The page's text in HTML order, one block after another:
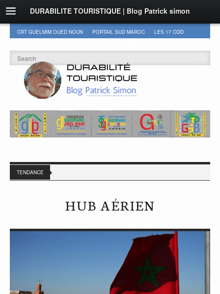
DURABILITE TOURISTIQUE | Blog Patrick simon
CRT GUELMIM OUED NOUN PORTAIL SUD MAROC
LES 17 ODD
TENDANCE
HUB AÉRIEN